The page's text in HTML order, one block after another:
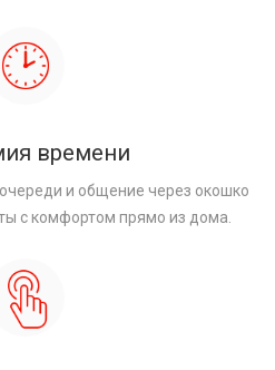
времени
и общение через окошко
с комфортом прямо из дома.